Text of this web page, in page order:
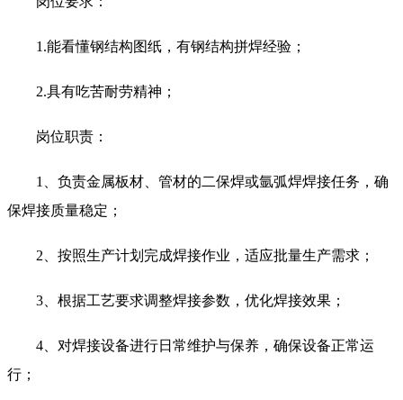
1.能看懂钢结构图纸，有钢结构拼焊经验；
2.具有吃苦耐劳精神；
岗位职责：
1、负责金属板材、管材的二保焊或氩弧焊焊接任务，确
保焊接质量稳定；
2、按照生产计划完成焊接作业，适应批量生产需求；
3、根据工艺要求调整焊接参数，优化焊接效果；
4、对焊接设备进行日常维护与保养，确保设备正常运
行；